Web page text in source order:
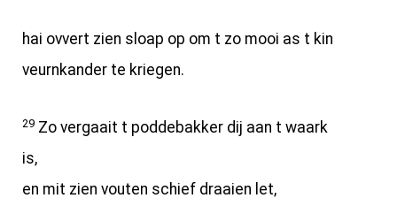
hai ovvert zien sloap op om t zo mooi as t kin
veurnkander te kriegen.
29 Zo vergaait t poddebakker dij aan t waark
is,
en mit zien vouten schief draaien let,